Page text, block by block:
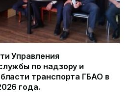
Управления
по надзору и
транспорта ГБАО в
года.